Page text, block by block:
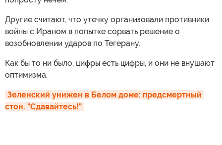
Другие считают, что утечку организовали противники
войны с Ираном в попытке сорвать решение о
возобновлении ударов по Тегерану.
Как бы то ни было, цифры есть цифры, и они не внушают
оптимизма.
Зеленский унижен в Белом доме: предсмертный
стон. "Сдавайтесь!"